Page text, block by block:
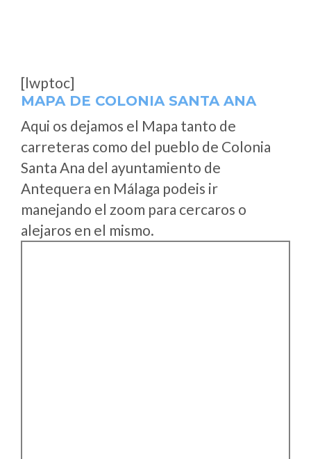
[lwptoc]
MAPA DE COLONIA SANTA ANA
Aqui os dejamos el Mapa tanto de
carreteras como del pueblo de Colonia
Santa Ana del ayuntamiento de
Antequera en Málaga podeis ir
manejando el zoom para cercaros o
alejaros en el mismo.